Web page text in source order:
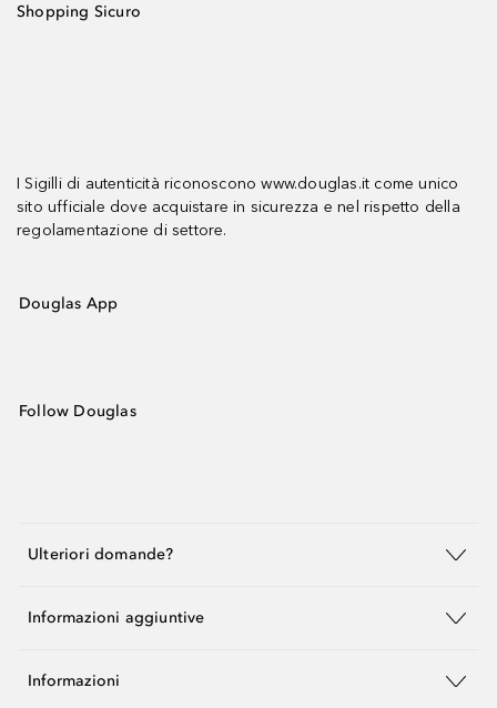
Shopping Sicuro
I Sigilli di autenticità riconoscono www.douglas.it come unico
sito ufficiale dove acquistare in sicurezza e nel rispetto della
regolamentazione di settore.
Douglas App
Follow Douglas
Ulteriori domande?
Informazioni aggiuntive
Informazioni